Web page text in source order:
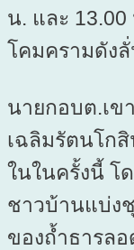
น. และ 13.00
โคมครามดัง
นายกอบต.เข
เฉลิมรัตนโก
ในในครั้งนี้ โ
ชาวบ้านแบ่ง
ของถ้ำธารล